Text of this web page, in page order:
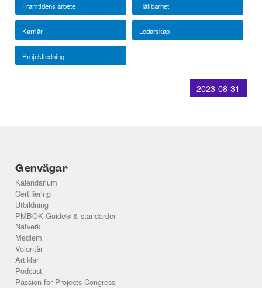
Framtidens arbete Hållbarhet
Karriär Ledarskap
Projektledning
2023-08-31
Genvägar
Kalendarium
Certifiering
Utbildning
PMBOK Guide® & standarder
Nätverk
Medlem
Volontär
Artiklar
Podcast
Passion for Projects Congress